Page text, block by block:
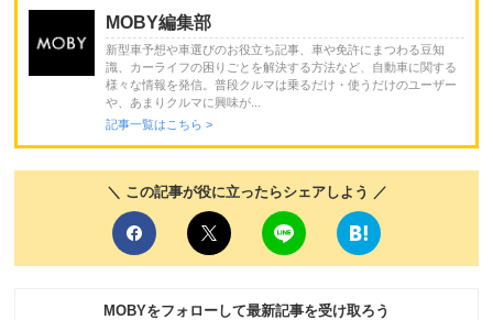
MOBY編集部
新型車予想や車選びのお役立ち記事、車や免許にまつわる豆知
識、カーライフの困りごとを解決する方法など、自動車に関する
様々な情報を発信。普段クルマは乗るだけ・使うだけのユーザー
や、あまりクルマに興味が...
記事一覧はこちら >
＼ この記事が役に立ったらシェアしよう ／
MOBYをフォローして最新記事を受け取ろう